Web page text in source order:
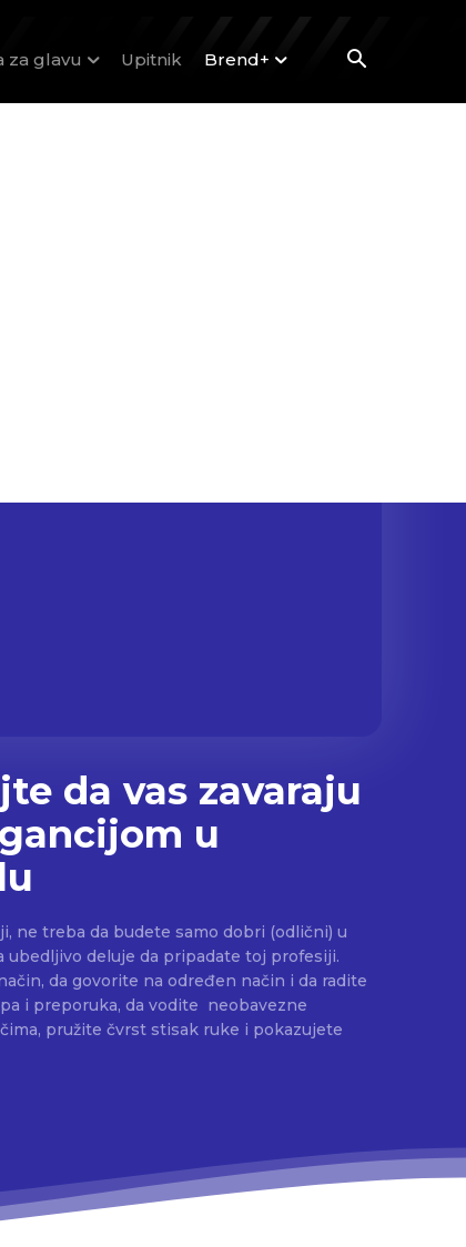
za glavu Upitnik Brend+
da vas zavaraju
u
ne treba da budete samo dobri (odlični) u
ubedljivo deluje da pripadate toj profesiji.
da govorite na određen način i da radite
i preporuka, da vodite neobavezne
pružite čvrst stisak ruke i pokazujete